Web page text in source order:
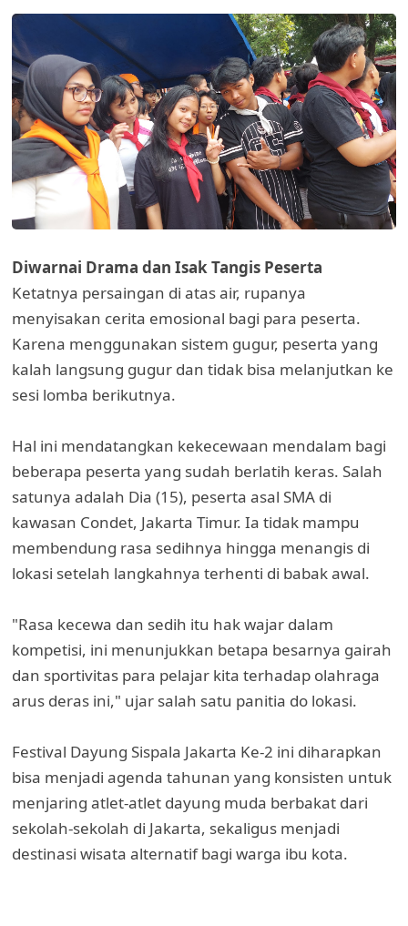
Diwarnai Drama dan Isak Tangis Peserta
Ketatnya persaingan di atas air, rupanya
menyisakan cerita emosional bagi para peserta.
Karena menggunakan sistem gugur, peserta yang
kalah langsung gugur dan tidak bisa melanjutkan ke
sesi lomba berikutnya.
Hal ini mendatangkan kekecewaan mendalam bagi
beberapa peserta yang sudah berlatih keras. Salah
satunya adalah Dia (15), peserta asal SMA di
kawasan Condet, Jakarta Timur. Ia tidak mampu
membendung rasa sedihnya hingga menangis di
lokasi setelah langkahnya terhenti di babak awal.
"Rasa kecewa dan sedih itu hak wajar dalam
kompetisi, ini menunjukkan betapa besarnya gairah
dan sportivitas para pelajar kita terhadap olahraga
arus deras ini," ujar salah satu panitia do lokasi.
Festival Dayung Sispala Jakarta Ke-2 ini diharapkan
bisa menjadi agenda tahunan yang konsisten untuk
menjaring atlet-atlet dayung muda berbakat dari
sekolah-sekolah di Jakarta, sekaligus menjadi
destinasi wisata alternatif bagi warga ibu kota.